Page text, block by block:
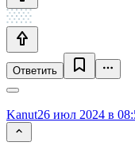
Ответить
Kanut26 июл 2024 в